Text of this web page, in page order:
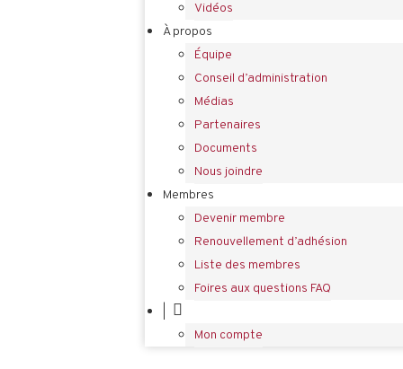
Vidéos
À propos
Équipe
Conseil d’administration
Médias
Partenaires
Documents
Nous joindre
Membres
Devenir membre
Renouvellement d’adhésion
Liste des membres
Foires aux questions FAQ
Mon compte